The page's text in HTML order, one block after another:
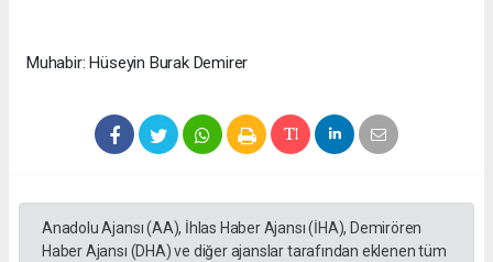
Muhabir: Hüseyin Burak Demirer
Anadolu Ajansı (AA), İhlas Haber Ajansı (İHA), Demirören
Haber Ajansı (DHA) ve diğer ajanslar tarafından eklenen tüm